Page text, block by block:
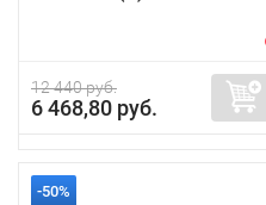
12 440 руб.
6 468,80 руб.
-50%